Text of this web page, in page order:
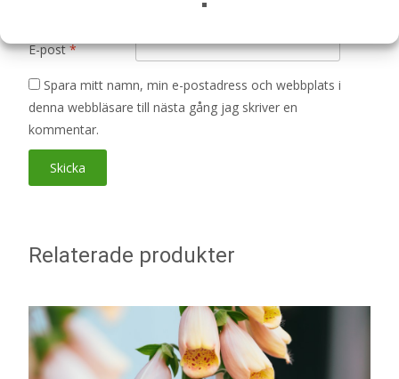
E-post*
Spara mitt namn, min e-postadress och webbplats i
denna webbläsare till nästa gång jag skriver en
kommentar.
Relaterade produkter